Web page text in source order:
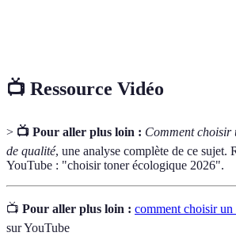
📺 Ressource Vidéo
> 📺 Pour aller plus loin : Comment choisir
de qualité, une analyse complète de ce sujet.
YouTube : "choisir toner écologique 2026".
📺 Pour aller plus loin : comment choisir
sur YouTube